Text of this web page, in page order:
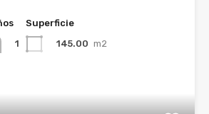
1
Superficie
145.00 m2